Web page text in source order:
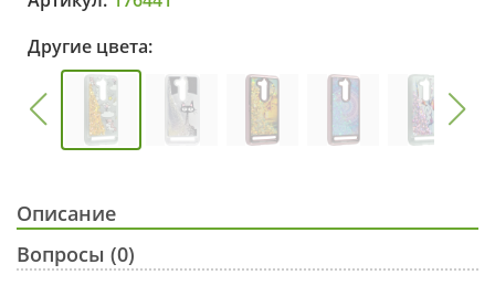
Другие цвета:
Описание
Вопросы (0)